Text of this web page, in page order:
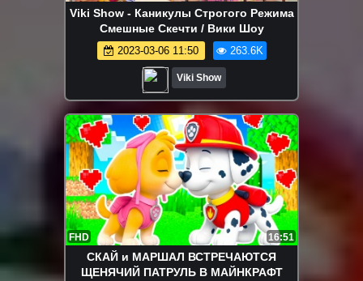
Viki Show - Каникулы Строгого Режима
Смешные Скечти / Вики Шоу
2023-03-06 11:50 263.6K
Viki Show
FHD 16:51
СКАЙ и МАРШАЛ ВСТРЕЧАЮТСЯ
ЩЕНЯЧИЙ ПАТРУЛЬ В МАЙНКРАФТ